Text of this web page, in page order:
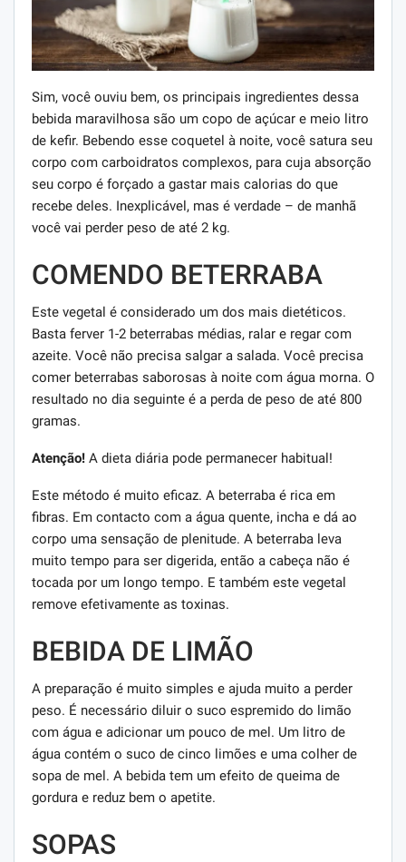
Sim, você ouviu bem, os principais ingredientes dessa
bebida maravilhosa são um copo de açúcar e meio litro
de kefir. Bebendo esse coquetel à noite, você satura seu
corpo com carboidratos complexos, para cuja absorção
seu corpo é forçado a gastar mais calorias do que
recebe deles. Inexplicável, mas é verdade – de manhã
você vai perder peso de até 2 kg.
COMENDO BETERRABA
Este vegetal é considerado um dos mais dietéticos.
Basta ferver 1-2 beterrabas médias, ralar e regar com
azeite. Você não precisa salgar a salada. Você precisa
comer beterrabas saborosas à noite com água morna. O
resultado no dia seguinte é a perda de peso de até 800
gramas.
Atenção! A dieta diária pode permanecer habitual!
Este método é muito eficaz. A beterraba é rica em
fibras. Em contacto com a água quente, incha e dá ao
corpo uma sensação de plenitude. A beterraba leva
muito tempo para ser digerida, então a cabeça não é
tocada por um longo tempo. E também este vegetal
remove efetivamente as toxinas.
BEBIDA DE LIMÃO
A preparação é muito simples e ajuda muito a perder
peso. É necessário diluir o suco espremido do limão
com água e adicionar um pouco de mel. Um litro de
água contém o suco de cinco limões e uma colher de
sopa de mel. A bebida tem um efeito de queima de
gordura e reduz bem o apetite.
SOPAS